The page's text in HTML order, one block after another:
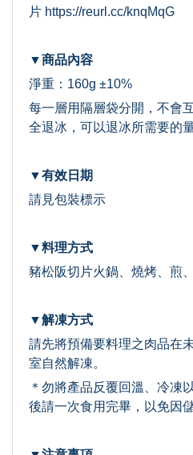
片 https://reurl.cc/knqMqG
▼商品內容
淨重：160g ±10%
每一層用隔層袋分開，不會
全退冰，可以退冰所需要的量
▼有效日期
請見包裝標示
▼料理方式
豬松阪切片火鍋 、燒烤、煎
▼解凍方式
請先將預備要料理之肉品在
室自然解凍。
＊勿將產品反覆回溫、冷凍
後請一次食用完畢，以免因